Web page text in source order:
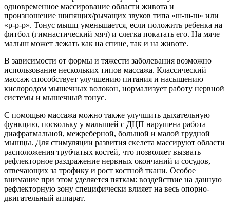
одновременное массирование области живота и
произношение шипящих/рычащих звуков типа «ш-ш-ш» или
«р-р-р». Тонус мышц уменьшается, если положить ребенка на
фитбол (гимнастический мяч) и слегка покатать его. На мяче
малыш может лежать как на спине, так и на животе.
В зависимости от формы и тяжести заболевания возможно
использование нескольких типов массажа. Классический
массаж способствует улучшению питания и насыщению
кислородом мышечных волокон, нормализует работу нервной
системы и мышечный тонус.
С помощью массажа можно также улучшить дыхательную
функцию, поскольку у малышей с ДЦП нарушена работа
диафрагмальной, межреберной, большой и малой грудной
мышцы. Для стимуляции развития скелета массируют области
расположения трубчатых костей, что позволяет вызвать
рефлекторное раздражение нервных окончаний и сосудов,
отвечающих за трофику и рост костной ткани. Особое
внимание при этом уделяется пяткам: воздействие на данную
рефлекторную зону специфически влияет на весь опорно-
двигательный аппарат.